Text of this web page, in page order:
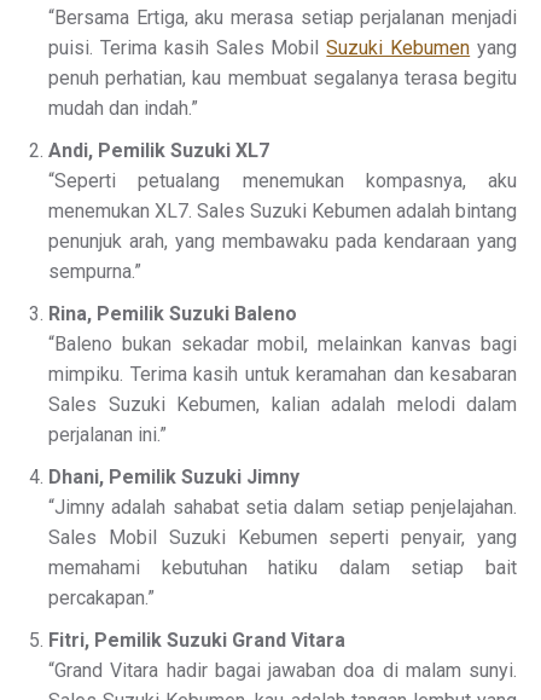
“Bersama Ertiga, aku merasa setiap perjalanan menjadi
puisi. Terima kasih Sales MobilSuzuki Kebumen yang
penuh perhatian, kau membuat segalanya terasa begitu
mudah dan indah.”
Andi, Pemilik Suzuki XL7
“Seperti petualang menemukan kompasnya, aku
menemukan XL7. Sales Suzuki Kebumen adalah bintang
penunjuk arah, yang membawaku pada kendaraan yang
sempurna.”
Rina, Pemilik Suzuki Baleno
“Baleno bukan sekadar mobil, melainkan kanvas bagi
mimpiku. Terima kasih untuk keramahan dan kesabaran
Sales Suzuki Kebumen, kalian adalah melodi dalam
perjalanan ini.”
Dhani, Pemilik Suzuki Jimny
“Jimny adalah sahabat setia dalam setiap penjelajahan.
Sales Mobil Suzuki Kebumen seperti penyair, yang
memahami kebutuhan hatiku dalam setiap bait
percakapan.”
Fitri, Pemilik Suzuki Grand Vitara
“Grand Vitara hadir bagai jawaban doa di malam sunyi.